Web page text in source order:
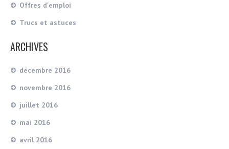
Offres d'emploi
Trucs et astuces
ARCHIVES
décembre 2016
novembre 2016
juillet 2016
mai 2016
avril 2016